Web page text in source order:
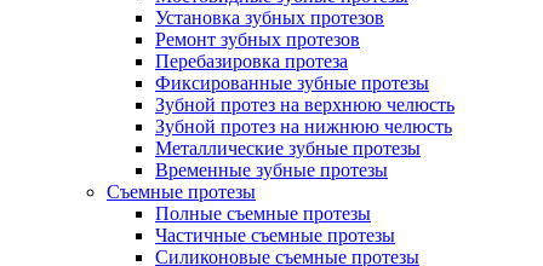
Установка зубных протезов
Ремонт зубных протезов
Перебазировка протеза
Фиксированные зубные протезы
Зубной протез на верхнюю челюсть
Зубной протез на нижнюю челюсть
Металлические зубные протезы
Временные зубные протезы
Съемные протезы
Полные съемные протезы
Частичные съемные протезы
Силиконовые съемные протезы